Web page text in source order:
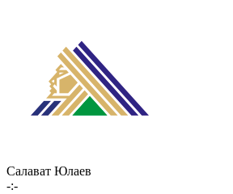
Салават Юлаев
-:-